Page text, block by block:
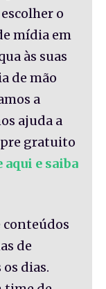
o
mídia em
às suas
de mão
a
ajuda a
gratuito
aqui e saiba
conteúdos
de
dias.